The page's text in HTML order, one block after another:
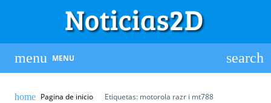
MENU
Pagina de inicio Etiquetas: motorola razr i mt788